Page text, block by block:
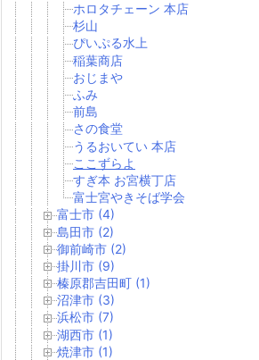
ホロタチェーン 本店
杉山
ぴいぷる水上
稲葉商店
おじまや
ふみ
前島
さの食堂
うるおいてい 本店
ここずらよ
すぎ本 お宮横丁店
富士宮やきそば学会
富士市 (4)
島田市 (2)
御前崎市 (2)
掛川市 (9)
榛原郡吉田町 (1)
沼津市 (3)
浜松市 (7)
湖西市 (1)
焼津市 (1)